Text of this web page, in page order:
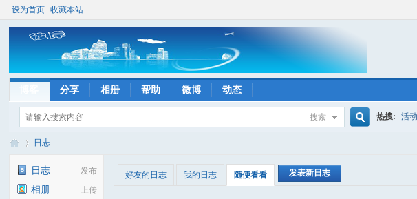
设为首页 收藏本站
分享 相册 帮助 微博 动态
搜索 热搜: 活动
日志
发布
日志
上传
相册
好友的日志 我的日志 随便看看 发表新日志